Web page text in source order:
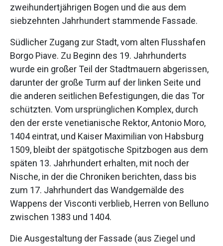
zweihundertjährigen Bogen und die aus dem
siebzehnten Jahrhundert stammende Fassade.
Südlicher Zugang zur Stadt, vom alten Flusshafen
Borgo Piave. Zu Beginn des 19. Jahrhunderts
wurde ein großer Teil der Stadtmauern abgerissen,
darunter der große Turm auf der linken Seite und
die anderen seitlichen Befestigungen, die das Tor
schützten. Vom ursprünglichen Komplex, durch
den der erste venetianische Rektor, Antonio Moro,
1404 eintrat, und Kaiser Maximilian von Habsburg
1509, bleibt der spätgotische Spitzbogen aus dem
späten 13. Jahrhundert erhalten, mit noch der
Nische, in der die Chroniken berichten, dass bis
zum 17. Jahrhundert das Wandgemälde des
Wappens der Visconti verblieb, Herren von Belluno
zwischen 1383 und 1404.
Die Ausgestaltung der Fassade (aus Ziegel und